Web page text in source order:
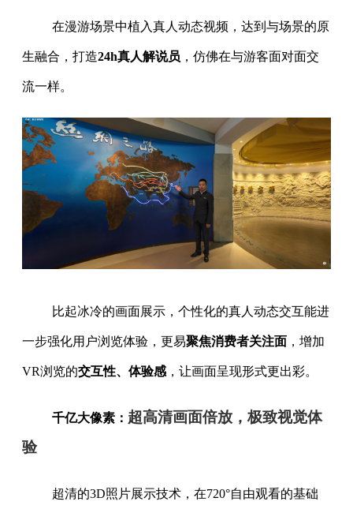
在漫游场景中植入真人动态视频，达到与场景的原
生融合，打造24h真人解说员 ，仿佛在与游客面对面交
流一样。
比起冰冷的画面展示，个性化的真人动态交互能进
一步强化用户浏览体验，更易聚焦消费者关注面 ，增加
VR浏览的交互性、体验感 ，让画面呈现形式更出彩。
千亿大像素： 超高清画面倍放，极致视觉体
验
超清的3D照片展示技术，在720°自由观看的基础